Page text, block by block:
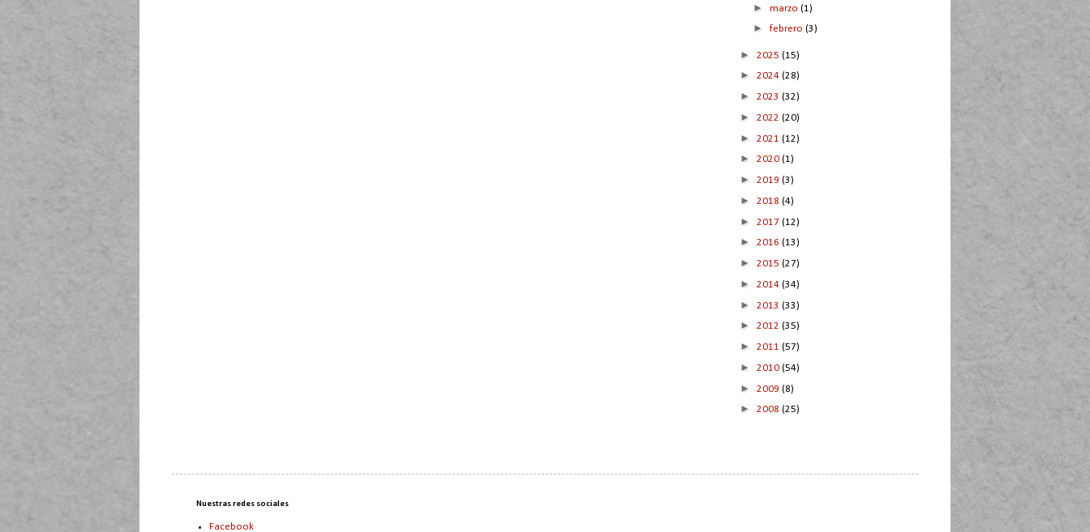
► marzo (1)
►febrero (3)
► 2025 (15)
► 2024 (28)
► 2023 (32)
► 2022 (20)
► 2021 (12)
► 2020 (1)
► 2019 (3)
► 2018 (4)
► 2017 (12)
► 2016 (13)
► 2015 (27)
► 2014 (34)
► 2013 (33)
► 2012 (35)
► 2011 (57)
► 2010 (54)
► 2009 (8)
► 2008 (25)
Nuestras redes sociales
Facebook